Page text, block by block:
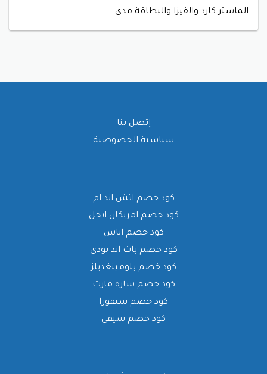
الماستر كارد والفيزا والبطاقة مدى.
إتصل بنا
سياسية الخصوصية
كود خصم اتش اند ام
كود خصم امريكان ايجل
كود خصم اناس
كود خصم باث اند بودي
كود خصم بلومينغديلز
كود خصم سارة مارت
كود خصم سيفورا
كود خصم سيفي